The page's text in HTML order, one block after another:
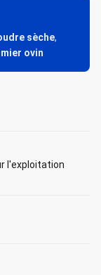
sèche,
ovin
l'exploitation